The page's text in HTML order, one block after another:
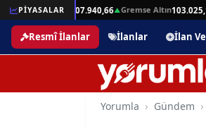
PİYASALAR
▲Beşli Altın207.940,66▲Gremse Altın103.025,14▲
Resmî İlanlar İlanlar İlan
Yorumla Gündem